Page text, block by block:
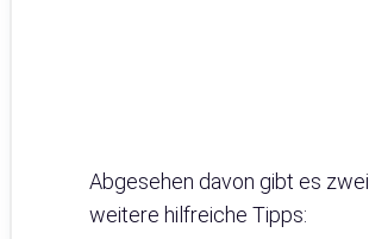
Abgesehen davon gibt es zwei
weitere hilfreiche Tipps: